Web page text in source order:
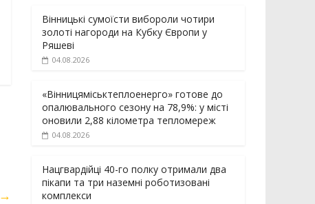
→
Вінницькі сумоїсти вибороли чотири
золоті нагороди на Кубку Європи у
Ряшеві
04.08.2026
«Вінницяміськтеплоенерго» готове до
опалювального сезону на 78,9%: у місті
оновили 2,88 кілометра тепломереж
04.08.2026
Нацгвардійці 40-го полку отримали два
пікапи та три наземні роботизовані
комплекси